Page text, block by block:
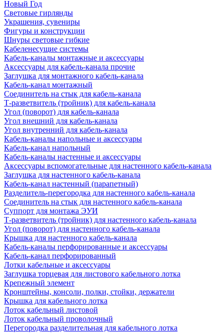
Новый Год
Световые гирлянды
Украшения, сувениры
Фигуры и конструкции
Шнуры световые гибкие
Кабеленесущие системы
Кабель-каналы монтажные и аксессуары
Аксессуары для кабель-канала прочие
Заглушка для монтажного кабель-канала
Кабель-канал монтажный
Соединитель на стык для кабель-канала
Т-разветвитель (тройник) для кабель-канала
Угол (поворот) для кабель-канала
Угол внешний для кабель-канала
Угол внутренний для кабель-канала
Кабель-каналы напольные и аксессуары
Кабель-канал напольный
Кабель-каналы настенные и аксессуары
Аксессуары вспомогательные для настенного кабель-канала
Заглушка для настенного кабель-канала
Кабель-канал настенный (парапетный)
Разделитель-перегородка для настенного кабель-канала
Соединитель на стык для настенного кабель-канала
Суппорт для монтажа ЭУИ
Т-разветвитель (тройник) для настенного кабель-канала
Угол (поворот) для настенного кабель-канала
Крышка для настенного кабель-канала
Кабель-каналы перфорированные и аксессуары
Кабель-канал перфорированный
Лотки кабельные и аксессуары
Заглушка торцевая для листового кабельного лотка
Крепежный элемент
Кронштейны, консоли, полки, стойки, держатели
Крышка для кабельного лотка
Лоток кабельный листовой
Лоток кабельный проволочный
Перегородка разделительная для кабельного лотка